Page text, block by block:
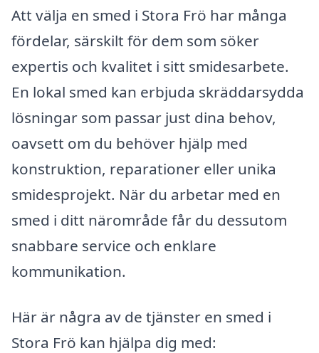
Att välja en smed i Stora Frö har många
fördelar, särskilt för dem som söker
expertis och kvalitet i sitt smidesarbete.
En lokal smed kan erbjuda skräddarsydda
lösningar som passar just dina behov,
oavsett om du behöver hjälp med
konstruktion, reparationer eller unika
smidesprojekt. När du arbetar med en
smed i ditt närområde får du dessutom
snabbare service och enklare
kommunikation.
Här är några av de tjänster en smed i
Stora Frö kan hjälpa dig med: